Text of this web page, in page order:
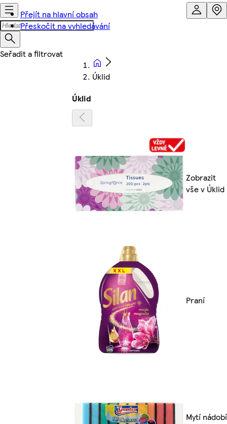
Přejít na hlavní obsah
Přeskočit na vyhledávání
Úklid
Úklid
Zobrazit
vše v Úklid
Praní
Mytí nádobí